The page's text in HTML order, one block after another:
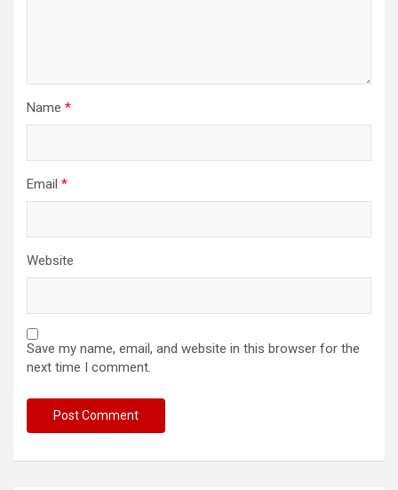
Name *
Email *
Website
Save my name, email, and website in this browser for the
next time I comment.